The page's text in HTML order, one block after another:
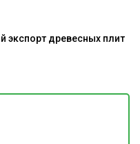
экспорт древесных плит